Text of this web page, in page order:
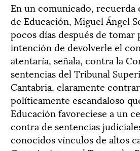
En un comunicado, recuerda
de Educación, Miguel Ángel
pocos días después de tomar
intención de devolverle el
atentaría, señala, contra la
sentencias del Tribunal
Cantabria, claramente
políticamente escandaloso
Educación favoreciese a un
contra de sentencias
conocidos vínculos de altos